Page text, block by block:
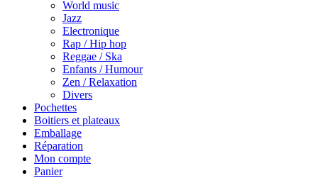
World music
Jazz
Electronique
Rap / Hip hop
Reggae / Ska
Enfants / Humour
Zen / Relaxation
Divers
Pochettes
Boitiers et plateaux
Emballage
Réparation
Mon compte
Panier